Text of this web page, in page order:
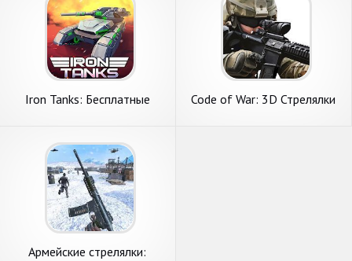
Iron Tanks: Бесплатные
Code of War: 3D Стрелялки
Армейские стрелялки: